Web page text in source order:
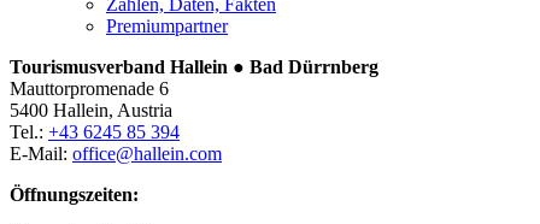
Zahlen, Daten, Fakten
Premiumpartner
Tourismusverband Hallein ● Bad Dürrnberg
Mauttorpromenade 6
5400 Hallein, Austria
Tel.: +43 6245 85 394
E-Mail: office@hallein.com
Öffnungszeiten: